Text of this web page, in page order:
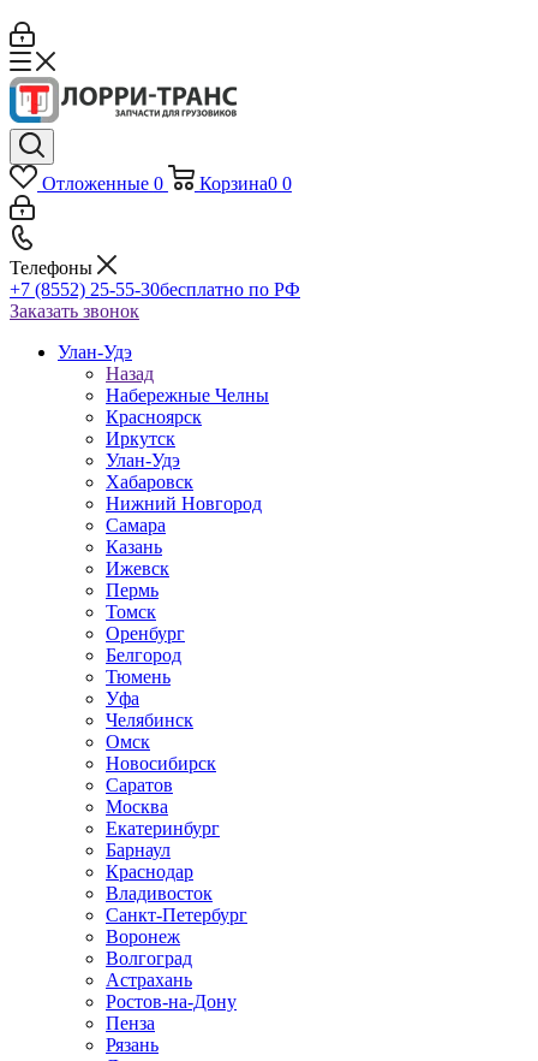
Отложенные 0 Корзина0 0
Телефоны
+7 (8552) 25-55-30бесплатно по РФ
Заказать звонок
Улан-Удэ
Назад
Набережные Челны
Красноярск
Иркутск
Улан-Удэ
Хабаровск
Нижний Новгород
Самара
Казань
Ижевск
Пермь
Томск
Оренбург
Белгород
Тюмень
Уфа
Челябинск
Омск
Новосибирск
Саратов
Москва
Екатеринбург
Барнаул
Краснодар
Владивосток
Санкт-Петербург
Воронеж
Волгоград
Астрахань
Ростов-на-Дону
Пенза
Рязань